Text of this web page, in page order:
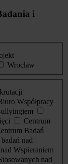
i
Wrocław
Współpracy
Centrum
Badań
nad
Wspieraniem
nad